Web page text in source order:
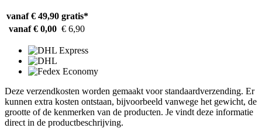
vanaf € 49,90 gratis*
vanaf € 0,00 € 6,90
Deze verzendkosten worden gemaakt voor standaardverzending. Er
kunnen extra kosten ontstaan, bijvoorbeeld vanwege het gewicht, de
grootte of de kenmerken van de producten. Je vindt deze informatie
direct in de productbeschrijving.